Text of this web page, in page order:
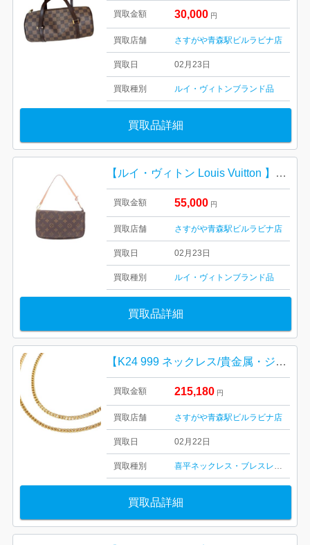
買取金額 30,000 円
買取店舗 さすがや青森駅ビルラビナ店
買取日 02月23日
買取種別 ルイ・ヴィトンブランド品
買取品詳細
【ルイ・ヴィトン Louis Vuitton 】アクセソワール・モノグラム・キャンバス・カーフレザー・キャンバス・ショルダーバック・ブランド
買取金額 55,000 円
買取店舗 さすがや青森駅ビルラビナ店
買取日 02月23日
買取種別 ルイ・ヴィトンブランド品
買取品詳細
【K24 999 ネックレス/貴金属・ジュエリー・喜平・純金・宝石・メンズ・レディース】
買取金額 215,180 円
買取店舗 さすがや青森駅ビルラビナ店
買取日 02月22日
買取種別 喜平ネックレス・ブレスレット
買取品詳細